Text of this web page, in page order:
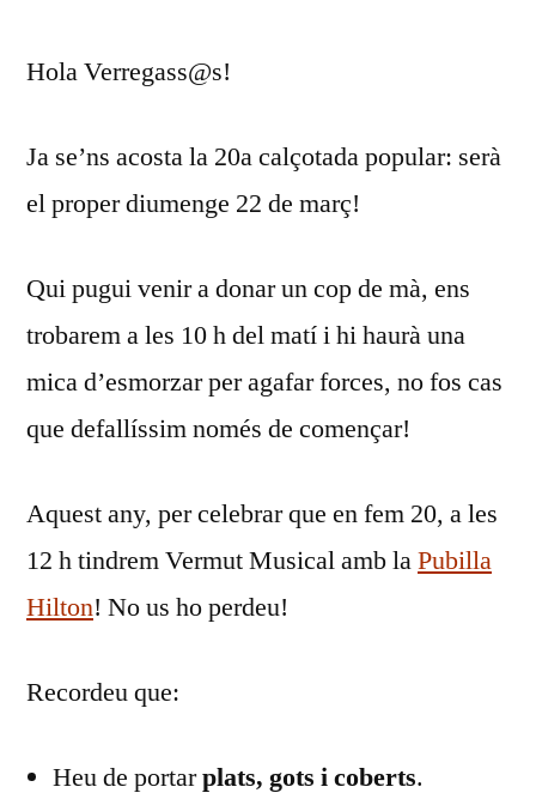
Hola Verregass@s!
Ja se’ns acosta la 20a calçotada popular: serà
el proper diumenge 22 de març!
Qui pugui venir a donar un cop de mà, ens
trobarem a les 10 h del matí i hi haurà una
mica d’esmorzar per agafar forces, no fos cas
que defallíssim només de començar!
Aquest any, per celebrar que en fem 20, a les
12 h tindrem Vermut Musical amb laPubilla
Hilton! No us ho perdeu!
Recordeu que:
Heu de portarplats, gots i coberts.